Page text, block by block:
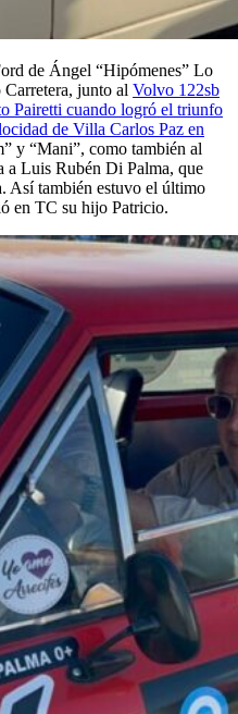
de Ángel “Hipómenes” Lo
junto al Volvo 122sb
Pairetti cuando logró el triunfo
de Villa Carlos Paz en
y “Mani”, como también al
a Luis Rubén Di Palma, que
Así también estuvo el último
en TC su hijo Patricio.